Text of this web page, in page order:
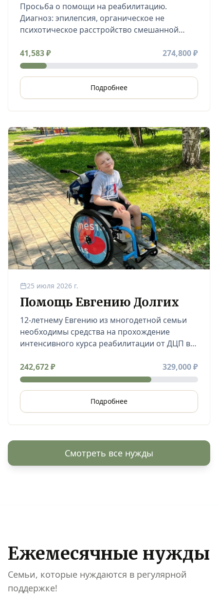
Просьба о помощи на реабилитацию.
Диагноз: эпилепсия, органическое не
психотическое расстройство смешанной
плоско-вальгусная деформация стоп
41,583₽ 274,800₽
Подробнее
25 июля 2026 г.
Помощь Евгению Долгих
12-летнему Евгению из многодетной семьи
необходимы средства на прохождение
интенсивного курса реабилитации от ДЦП в
242,672₽ 329,000₽
Подробнее
Смотреть все нужды
Ежемесячные нужды
Семьи, которые нуждаются в регулярной
поддержке!